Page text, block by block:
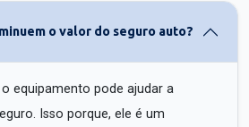
o valor do seguro auto?
equipamento pode ajudar a
Isso porque, ele é um